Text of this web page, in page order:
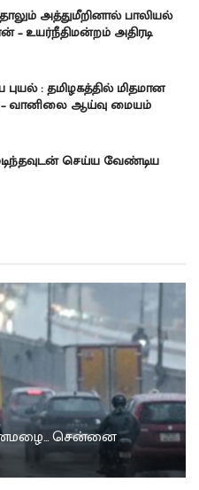
அத்துமீறினால் பாலியல்
உயர்நீதிமன்றம் அதிரடி
புயல் : தமிழகத்தில் மிதமான
– வானிலை ஆய்வு மையம்
செய்ய வேண்டிய
சென்னை